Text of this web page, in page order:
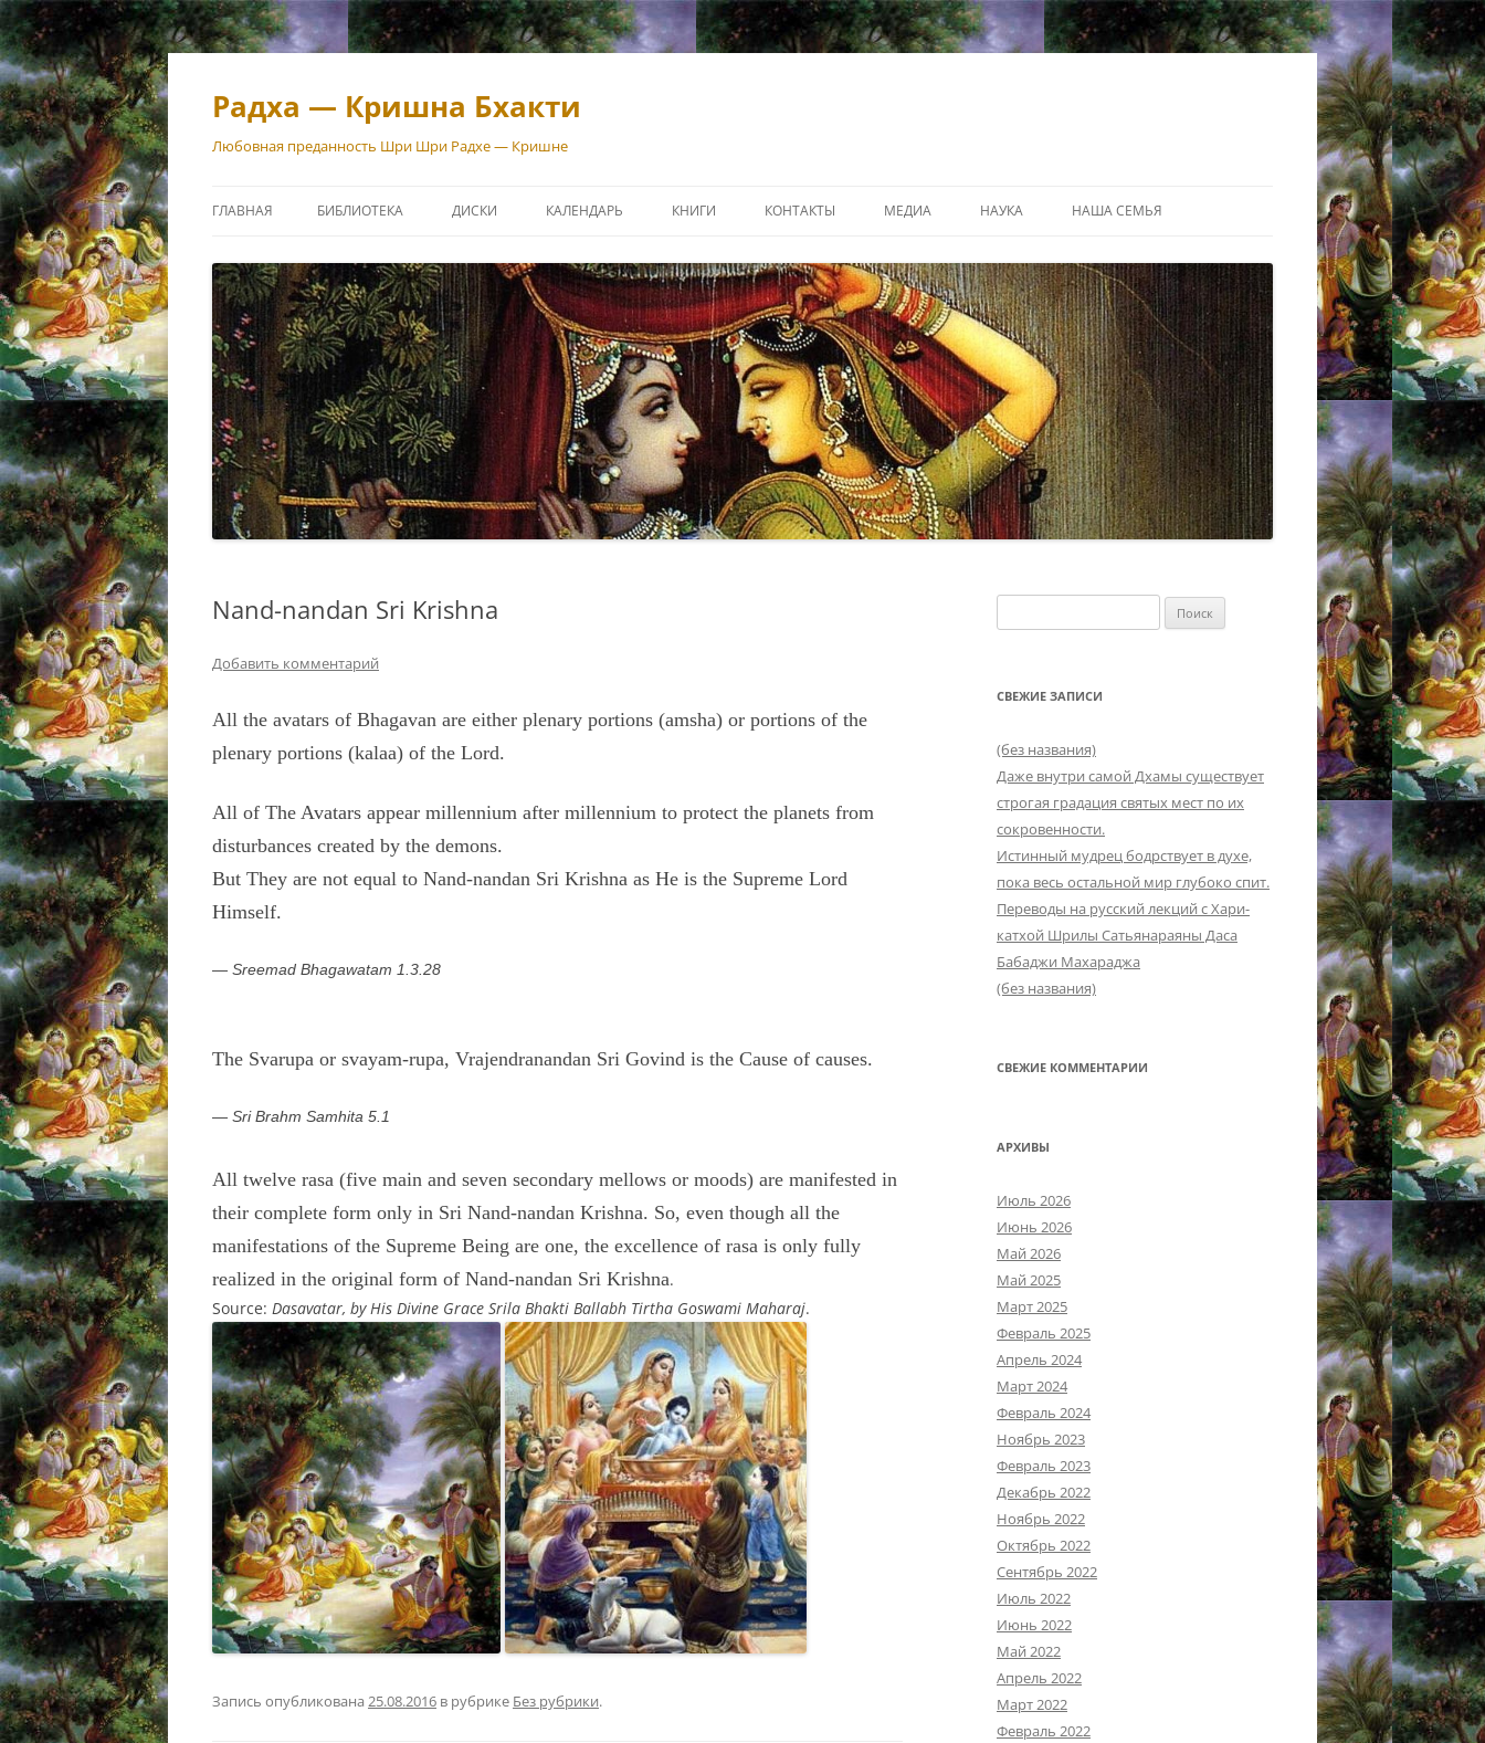
Перейти
Радха — Кришна Бхакти
Любовная преданность Шри Шри Радхе — Кришне
ГЛАВНАЯ БИБЛИОТЕКА ДИСКИ КАЛЕНДАРЬ КНИГИ КОНТАКТЫ МЕДИА НАУКА НАША СЕМЬЯ
Nand-nandan Sri Krishna
Добавить комментарий
All the avatars of Bhagavan are either plenary portions (amsha) or portions of the
plenary portions (kalaa) of the Lord.
All of The Avatars appear millennium after millennium to protect the planets from
disturbances created by the demons.
But They are not equal to Nand-nandan Sri Krishna as He is the Supreme Lord
Himself.
— Sreemad Bhagawatam 1.3.28
The Svarupa or svayam-rupa, Vrajendranandan Sri Govind is the Cause of causes.
— Sri Brahm Samhita 5.1
All twelve rasa (five main and seven secondary mellows or moods) are manifested in
their complete form only in Sri Nand-nandan Krishna. So, even though all the
manifestations of the Supreme Being are one, the excellence of rasa is only fully
realized in the original form of Nand-nandan Sri Krishna.
Source: Dasavatar, by His Divine Grace Srila Bhakti Ballabh Tirtha Goswami Maharaj.
Запись опубликована 25.08.2016 в рубрике Без рубрики.
СВЕЖИЕ ЗАПИСИ
(без названия)
Даже внутри самой Дхамы существует
строгая градация святых мест по их
сокровенности.
Истинный мудрец бодрствует в духе,
пока весь остальной мир глубоко спит.
Переводы на русский лекций с Хари-
катхой Шрилы Сатьянараяны Даса
Бабаджи Махараджа
(без названия)
СВЕЖИЕ КОММЕНТАРИИ
АРХИВЫ
Июль 2026
Июнь 2026
Май 2026
Май 2025
Март 2025
Февраль 2025
Апрель 2024
Март 2024
Февраль 2024
Ноябрь 2023
Февраль 2023
Декабрь 2022
Ноябрь 2022
Октябрь 2022
Сентябрь 2022
Июль 2022
Июнь 2022
Май 2022
Апрель 2022
Март 2022
Февраль 2022